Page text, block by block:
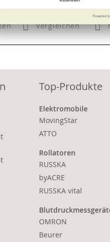
32,99 €
Vergleichen
Top-Produkte
Elektromobile
MovingStar
ATTO
Rollatoren
RUSSKA
byACRE
RUSSKA vital
OMRON
Beurer